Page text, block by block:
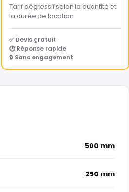
Tarif dégressif selon la quantité et
la durée de location
✅ Devis gratuit
🕐 Réponse rapide
🔒 Sans engagement
500 mm
250 mm